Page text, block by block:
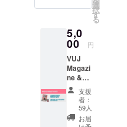
o・女性
のパ
のデザ
イン
と、緑
の
「Abort
o libre,
seguro
gratuito
・合
選
択
す
る
5,0
00 円
VUJ
Magazi
ne &
Sticker
set A
limited-
edition
Voice
支援
者：
59人
お届